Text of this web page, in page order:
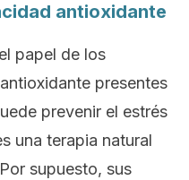
antioxidante
el papel de los
presentes
prevenir el estrés
una terapia natural
supuesto, sus